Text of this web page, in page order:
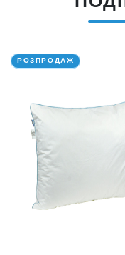
РОЗПРОДАЖ